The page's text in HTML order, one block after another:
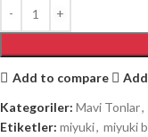
Add to compare
Kategoriler: Mavi Tonlar,
Etiketler: miyuki, miyuki